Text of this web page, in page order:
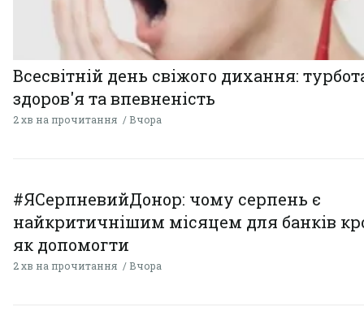
Всесвітній день свіжого дихання:
здоров'я та впевненість
2 хв на прочитання Вчора
#ЯСерпневийДонор: чому серпень є
найкритичнішим місяцем для банків
як допомогти
2 хв на прочитання Вчора